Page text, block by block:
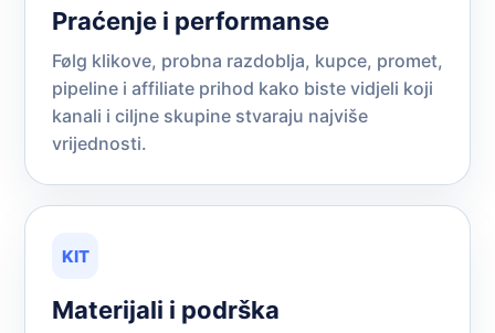
Praćenje i performanse
Følg klikove, probna razdoblja, kupce, promet,
pipeline i affiliate prihod kako biste vidjeli koji
kanali i ciljne skupine stvaraju najviše
vrijednosti.
KIT
Materijali i podrška